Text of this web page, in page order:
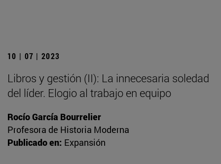
10 | 07 | 2023
Libros y gestión (II): La innecesaria soledad
del líder. Elogio al trabajo en equipo
Rocío García Bourrelier
Profesora de Historia Moderna
Publicado en: Expansión